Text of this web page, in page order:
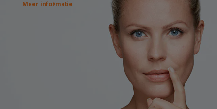
Meer informatie